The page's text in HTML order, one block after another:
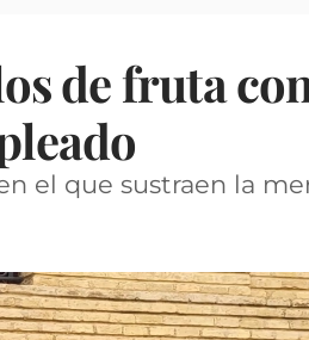
de fruta
el que sustraen la